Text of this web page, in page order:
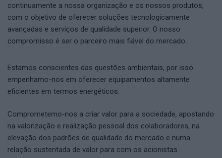
continuamente a nossa organização e os nossos produtos,
com o objetivo de oferecer soluções tecnologicamente
avançadas e serviços de qualidade superior. O nosso
compromisso é ser o parceiro mais fiável do mercado.
Estamos conscientes das questões ambientais, por isso
empenhamo-nos em oferecer equipamentos altamente
eficientes em termos energéticos.
Comprometemo-nos a criar valor para a sociedade, apostando
na valorização e realização pessoal dos colaboradores, na
elevação dos padrões de qualidade do mercado e numa
relação sustentada de valor para com os acionistas.